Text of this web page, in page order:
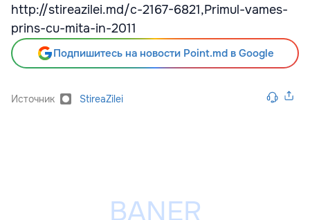
http://stireazilei.md/c-2167-6821,Primul-vames-
prins-cu-mita-in-2011
Подпишитесь на новости Point.md в Google
Источник StireaZilei